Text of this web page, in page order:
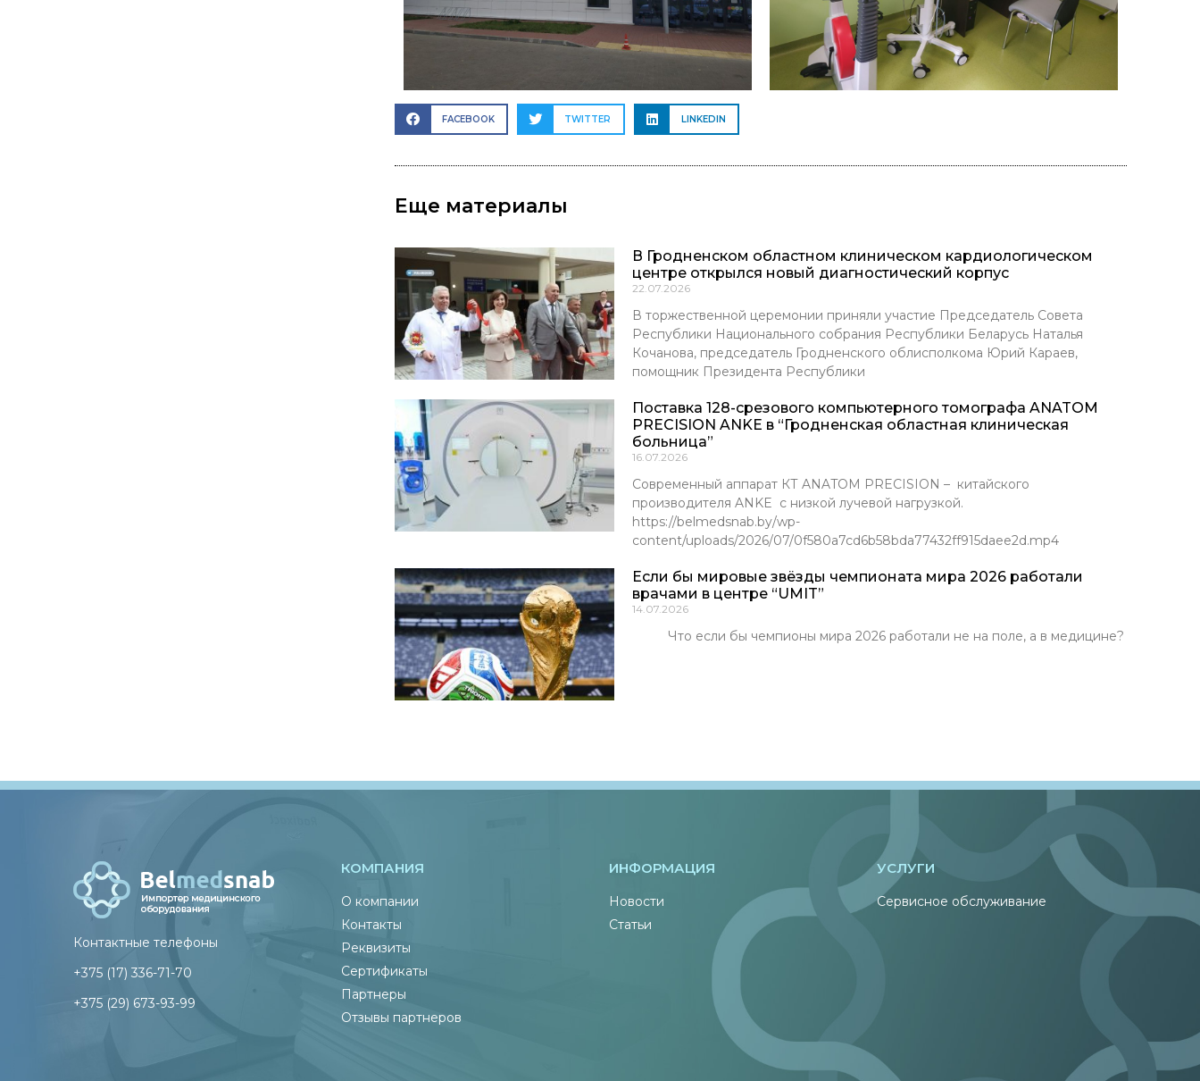
FACEBOOK TWITTER LINKEDIN
Еще материалы
В Гродненском областном клиническом кардиологическом
центре открылся новый диагностический корпус
22.07.2026
В торжественной церемонии приняли участие Председатель Совета
Республики Национального собрания Республики Беларусь Наталья
Кочанова, председатель Гродненского облисполкома Юрий Караев,
помощник Президента Республики
Поставка 128-срезового компьютерного томографа ANATOM
PRECISION ANKE в “Гродненская областная клиническая
больница”
16.07.2026
Современный аппарат КТ ANATOM PRECISION – китайского
производителя ANKE с низкой лучевой нагрузкой.
https://belmedsnab.by/wp-
content/uploads/2026/07/0f580a7cd6b58bda77432ff915daee2d.mp4
Если бы мировые звёзды чемпионата мира 2026 работали
врачами в центре “UMIT”
14.07.2026
Что если бы чемпионы мира 2026 работали не на поле, а в медицине?
Контактные телефоны
+375 (17) 336-71-70
+375 (29) 673-93-99
КОМПАНИЯ
О компании
Контакты
Реквизиты
Сертификаты
Партнеры
Отзывы партнеров
ИНФОРМАЦИЯ
Новости
Статьи
УСЛУГИ
Сервисное обслуживание